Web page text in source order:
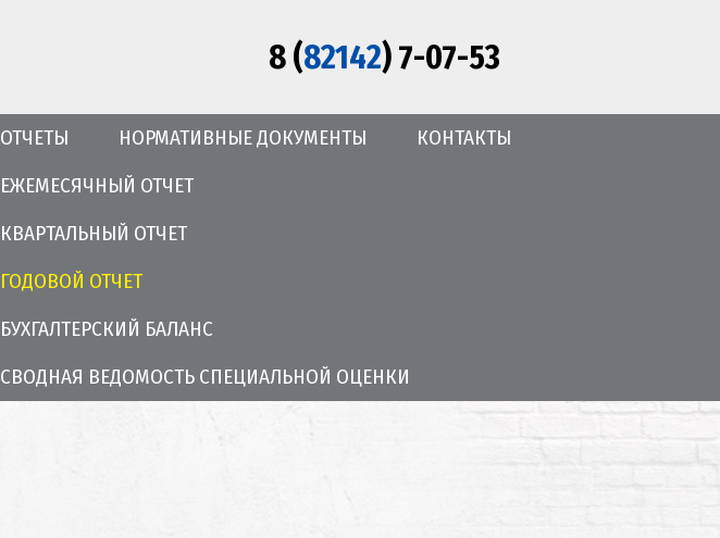
8 (82142) 7-07-53
ОТЧЕТЫ
ЕЖЕМЕСЯЧНЫЙ ОТЧЕТ
КВАРТАЛЬНЫЙ ОТЧЕТ
ГОДОВОЙ ОТЧЕТ
БУХГАЛТЕРСКИЙ БАЛАНС
СВОДНАЯ ВЕДОМОСТЬ СПЕЦИАЛЬНОЙ ОЦЕНКИ
НОРМАТИВНЫЕ ДОКУМЕНТЫ КОНТАКТЫ